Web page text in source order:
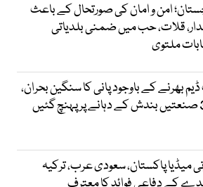
امن و امان کی صورتحال کے باعث
قلات، حب میں ضمنی بلدیاتی
ملتوی
بھرنے کے باوجود پانی کا سنگین بحران،
میڈیا پاکستان، سعودی عرب، ترکیہ